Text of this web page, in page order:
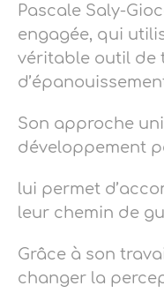
Pascale Saly-
engagée, qui
véritable outil de
Son approche
développement
lui permet
leur chemin de
Grâce à son
changer la